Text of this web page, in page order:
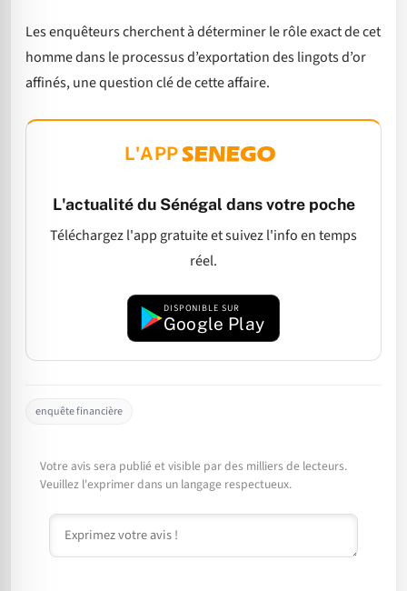
Les enquêteurs cherchent à déterminer le rôle exact de cet
homme dans le processus d’exportation des lingots d’or
affinés, une question clé de cette affaire.
L'APP
L'actualité du Sénégal dans votre poche
Téléchargez l'app gratuite et suivez l'info en temps
réel.
DISPONIBLE SUR
Google Play
enquête financière
Votre avis sera publié et visible par des milliers de lecteurs.
Veuillez l'exprimer dans un langage respectueux.
Commentaire